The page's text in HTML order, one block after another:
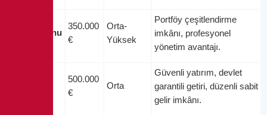
Yatırım Fonu
350.000
€
Orta-
Yüksek
Portföy çeşitlendirme
imkânı, profesyonel
yönetim avantajı.
500.000
€
Orta
Güvenli yatırım, devlet
garantili getiri, düzenli sabit
gelir imkânı.